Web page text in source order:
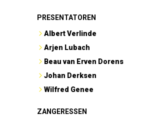
PRESENTATOREN
Albert Verlinde
Arjen Lubach
Beau van Erven Dorens
Johan Derksen
Wilfred Genee
ZANGERESSEN